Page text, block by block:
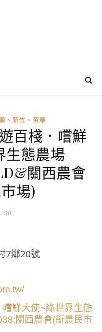
、新竹、苗栗
百棧．嚐鮮
生態農場
關西農會
場)
06
7鄰20號